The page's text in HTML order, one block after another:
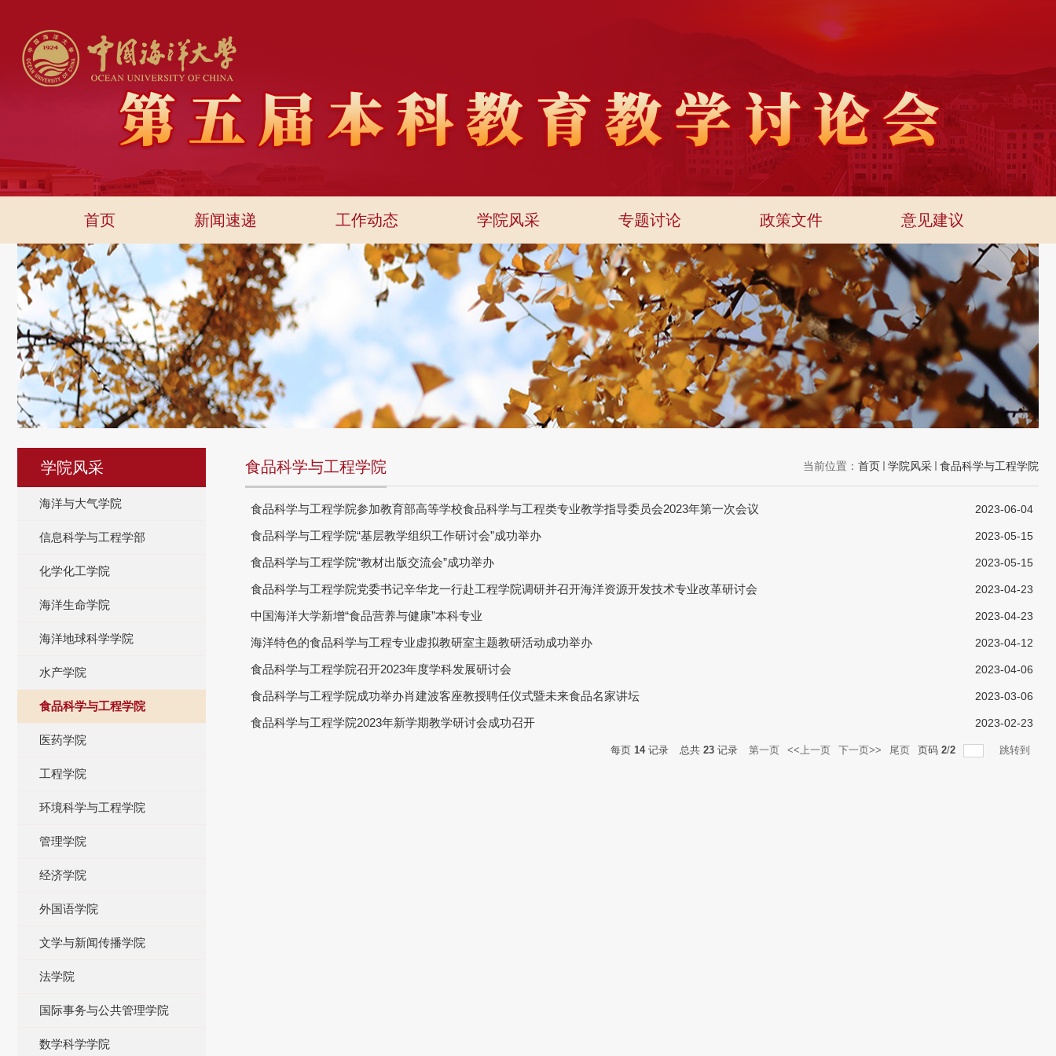
首页 新闻速递 工作动态 学院风采 专题讨论 政策文件 意见建议
学院风采
海洋与大气学院
信息科学与工程学部
化学化工学院
海洋生命学院
海洋地球科学学院
水产学院
食品科学与工程学院
医药学院
工程学院
环境科学与工程学院
管理学院
经济学院
外国语学院
文学与新闻传播学院
法学院
国际事务与公共管理学院
数学科学学院
当前位置： 首页 学院风采 食品科学与工程学院
食品科学与工程学院
食品科学与工程学院参加教育部高等学校食品科学与工程类专业教学指导委员会2023年第一次会议 2023-06-04
食品科学与工程学院“基层教学组织工作研讨会”成功举办 2023-05-15
食品科学与工程学院“教材出版交流会”成功举办 2023-05-15
食品科学与工程学院党委书记辛华龙一行赴工程学院调研并召开海洋资源开发技术专业改革研讨会 2023-04-23
中国海洋大学新增“食品营养与健康”本科专业 2023-04-23
海洋特色的食品科学与工程专业虚拟教研室主题教研活动成功举办 2023-04-12
食品科学与工程学院召开2023年度学科发展研讨会 2023-04-06
食品科学与工程学院成功举办肖建波客座教授聘任仪式暨未来食品名家讲坛 2023-03-06
食品科学与工程学院2023年新学期教学研讨会成功召开 2023-02-23
每页 14记录 总共 23 记录 第一页 <<上一页 下一页>> 尾页 页码 2/2 跳转到